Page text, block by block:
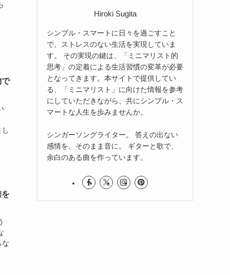
で
な
Hiroki Sugita
シンプル・スマートに日々を過ごすこと
で、ストレスのない生活を実現していま
す。 その実現の鍵は、「ミニマリスト的
思考」の定着による生活習慣の変革が必要
となってきます。本サイトで提供してい
る、「ミニマリスト」に向けた情報を参考
にしていただきながら、共にシンプル・ス
マートな人生を歩みませんか。
シンガーソングライター。 答えの出ない
感情を、そのまま音に。 ギターと歌で、
余白のある曲を作っています。